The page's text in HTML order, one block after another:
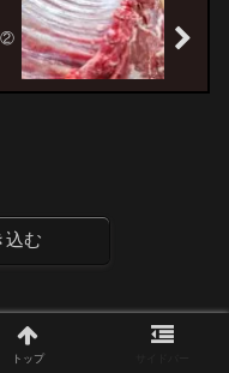
②
込む
トップ